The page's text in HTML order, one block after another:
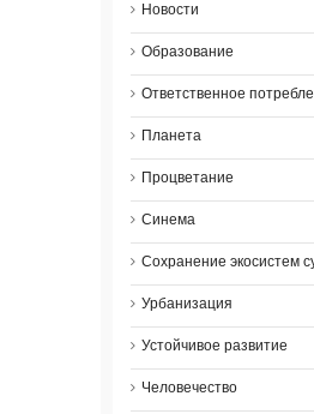
Новости
Образование
Ответственное
Планета
Процветание
Синема
Сохранение экосистем
Урбанизация
Устойчивое развитие
Человечество